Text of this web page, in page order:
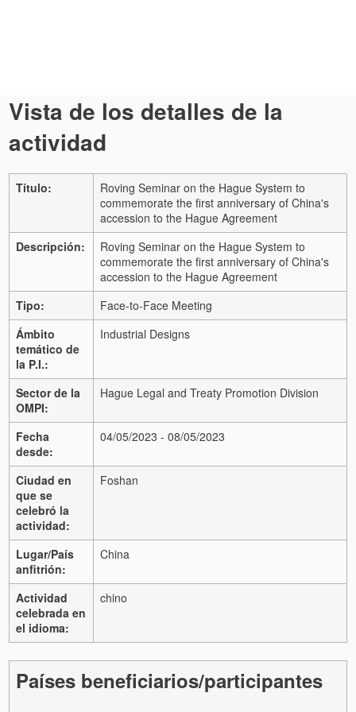
Vista de los detalles de la
actividad
Título:
Roving Seminar on the Hague System to
commemorate the first anniversary of China's
accession to the Hague Agreement
Descripción:
Roving Seminar on the Hague System to
commemorate the first anniversary of China's
accession to the Hague Agreement
Tipo:
Face-to-Face Meeting
Ámbito
temático de
la P.I.:
Industrial Designs
Sector de la
OMPI:
Hague Legal and Treaty Promotion Division
Fecha
desde:
04/05/2023 - 08/05/2023
Ciudad en
que se
celebró la
actividad:
Foshan
Lugar/País
anfitrión:
China
Actividad
celebrada en
el idioma:
chino
Países beneficiarios/participantes